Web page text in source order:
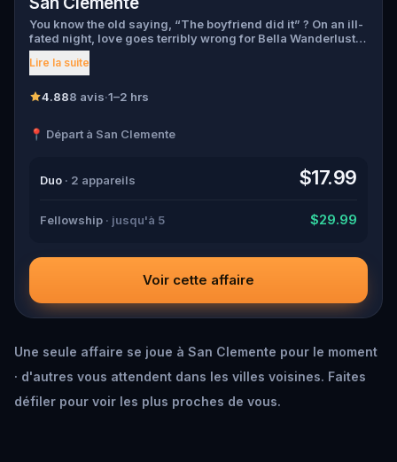
You know the old saying, “The boyfriend did it” ? On an ill-
fated night, love goes terribly wrong for Bella Wanderlust
and Walter Bridges . Bella, a famous travel blogger, was
found dead during a ghost tour led by the theatrical Percy
Walter, the obsessed boyfriend? Percy, the ghost tour
suspects, and expose the real murderer before they strike
Lire la suite
4.888 avis·1–2 hrs
📍 Départ à San Clemente
Duo · 2 appareils $17.99
Fellowship · jusqu'à 5 $29.99
Voir cette affaire
Une seule affaire se joue à San Clemente pour le moment
· d'autres vous attendent dans les villes voisines. Faites
défiler pour voir les plus proches de vous.